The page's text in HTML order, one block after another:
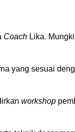
CoachLika.
yang sesuai
workshop